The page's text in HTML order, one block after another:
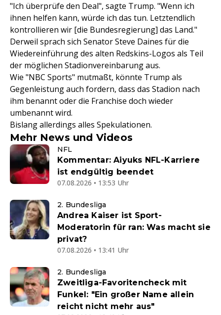
"Ich überprüfe den Deal", sagte Trump. "Wenn ich
ihnen helfen kann, würde ich das tun. Letztendlich
kontrollieren wir [die Bundesregierung] das Land."
Derweil sprach sich Senator Steve Daines für die
Wiedereinführung des alten Redskins-Logos als Teil
der möglichen Stadionvereinbarung aus.
Wie "NBC Sports" mutmaßt, könnte Trump als
Gegenleistung auch fordern, dass das Stadion nach
ihm benannt oder die Franchise doch wieder
umbenannt wird.
Bislang allerdings alles Spekulationen.
Mehr News und Videos
NFL
Kommentar: Aiyuks NFL-Karriere
ist endgültig beendet
07.08.2026 • 13:53 Uhr
2. Bundesliga
Andrea Kaiser ist Sport-
Moderatorin für ran: Was macht sie
privat?
07.08.2026 • 13:41 Uhr
2. Bundesliga
Zweitliga-Favoritencheck mit
Funkel: "Ein großer Name allein
reicht nicht mehr aus"